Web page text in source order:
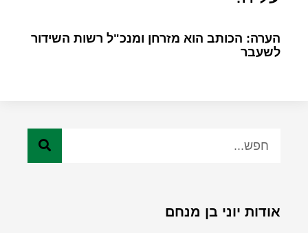
הערה: הכותב הוא מזרחן ומנכ"ל רשות השידור
לשעבר
אודות יוני בן מנחם